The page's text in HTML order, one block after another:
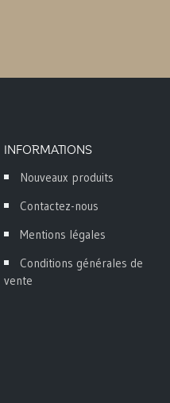
INFORMATIONS
Nouveaux produits
Contactez-nous
Mentions légales
Conditions générales de
vente